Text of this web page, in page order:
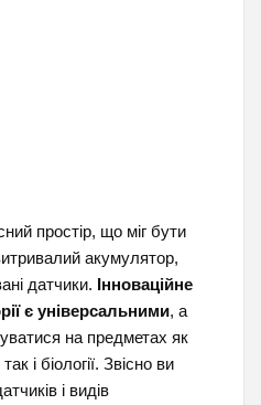
простір, що міг бути
акумулятор,
датчики. Інноваційне
є універсальними, а
на предметах як
і біології. Звісно ви
і видів